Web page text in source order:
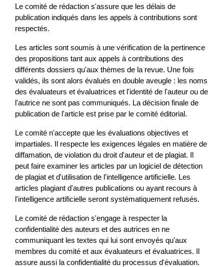
Le comité de rédaction s'assure que les délais de
publication indiqués dans les appels à contributions sont
respectés.
Les articles sont soumis à une vérification de la pertinence
des propositions tant aux appels à contributions des
différents dossiers qu'aux thèmes de la revue. Une fois
validés, ils sont alors évalués en double aveugle : les noms
des évaluateurs et évaluatrices et l'identité de l'auteur ou de
l'autrice ne sont pas communiqués. La décision finale de
publication de l'article est prise par le comité éditorial.
Le comité n'accepte que les évaluations objectives et
impartiales. Il respecte les exigences légales en matière de
diffamation, de violation du droit d'auteur et de plagiat. Il
peut faire examiner les articles par un logiciel de détection
de plagiat et d'utilisation de l'intelligence artificielle. Les
articles plagiant d'autres publications ou ayant recours à
l'intelligence artificielle seront systématiquement refusés.
Le comité de rédaction s'engage à respecter la
confidentialité des auteurs et des autrices en ne
communiquant les textes qui lui sont envoyés qu'aux
membres du comité et aux évaluateurs et évaluatrices. Il
assure aussi la confidentialité du processus d'évaluation.